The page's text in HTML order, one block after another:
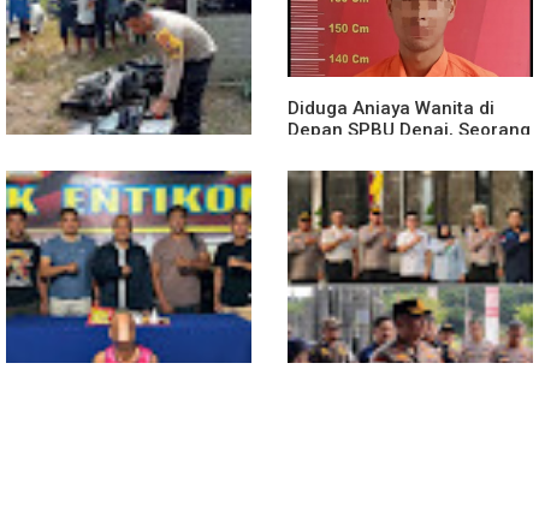
Penyebaran Foto Pribadi
dan Dicemarkan di TikTok,
AF Lapor ke Polda Sumut
Siaga Karhutla 2026, Sinergi
Lintas Sektor Cegah
Kebakaran Hutan dan Lahan
Truk Kontainer Oleng Tabrak
Vario, Warga Kapuas
Meninggal di Dusun Mak
Tampong
Diduga Aniaya Wanita di
Depan SPBU Denai, Seorang
Medan Area